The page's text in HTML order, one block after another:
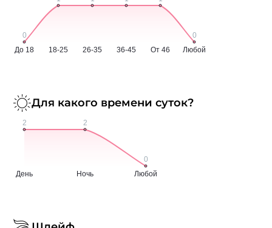
Для какого времени суток?